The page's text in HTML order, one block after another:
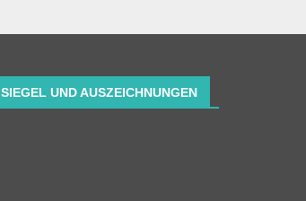
SIEGEL UND AUSZEICHNUNGEN